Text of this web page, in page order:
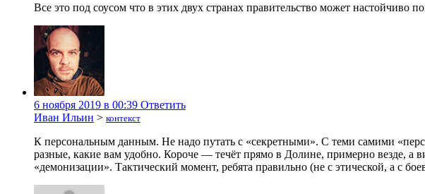
Все это под соусом что в этих двух странах правительство может настойчиво
6 ноября 2019 в 00:39 Ответить
Иван Ильин > контекст
К персональным данным. Не надо путать с «секретными». С теми самими
разные, какие вам удобно. Короче — течёт прямо в Долине, примерно везде,
«демонизации». Тактический момент, ребята правильно (не с этической, а с